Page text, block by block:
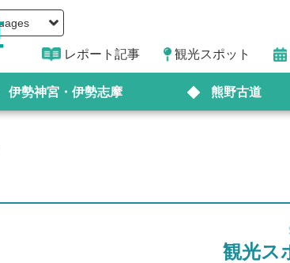
レポート記事 観光スポット
伊勢神宮・伊勢志摩 熊野古道
観光ス